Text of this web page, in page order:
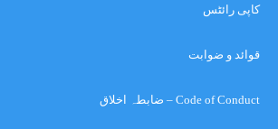
کاپی رائٹس
قوائد و ضوابت
Code of Conduct – ضابطہ اخلاق